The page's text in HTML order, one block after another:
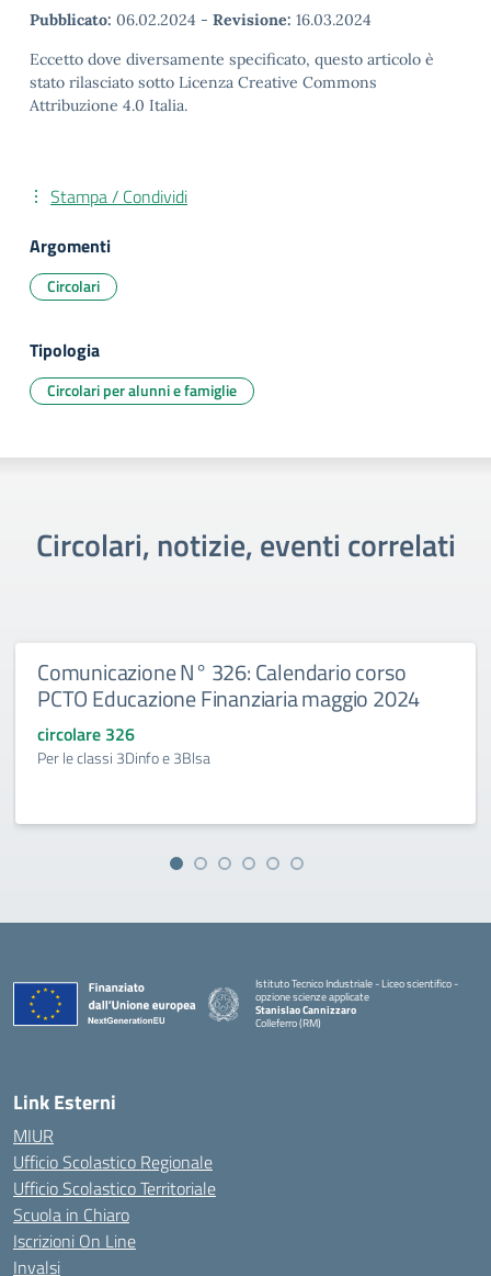
Pubblicato: 06.02.2024 - Revisione: 16.03.2024
Eccetto dove diversamente specificato, questo articolo è
stato rilasciato sotto Licenza Creative Commons
Attribuzione 4.0 Italia.
Stampa / Condividi
Argomenti
Circolari
Tipologia
Circolari per alunni e famiglie
Circolari, notizie, eventi correlati
Comunicazione N° 326: Calendario corso
PCTO Educazione Finanziaria maggio 2024
circolare 326
Per le classi 3Dinfo e 3Blsa
Istituto Tecnico Industriale - Liceo scientifico -
opzione scienze applicate
Stanislao Cannizzaro
Colleferro (RM)
Link Esterni
MIUR
Ufficio Scolastico Regionale
Ufficio Scolastico Territoriale
Scuola in Chiaro
Iscrizioni On Line
Invalsi